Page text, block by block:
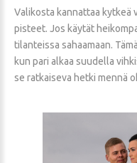
Valikosta kannattaa kytkeä
pisteet. Jos käytät
tilanteissa sahaamaan.
kun pari alkaa suudella
se ratkaiseva hetki mennä